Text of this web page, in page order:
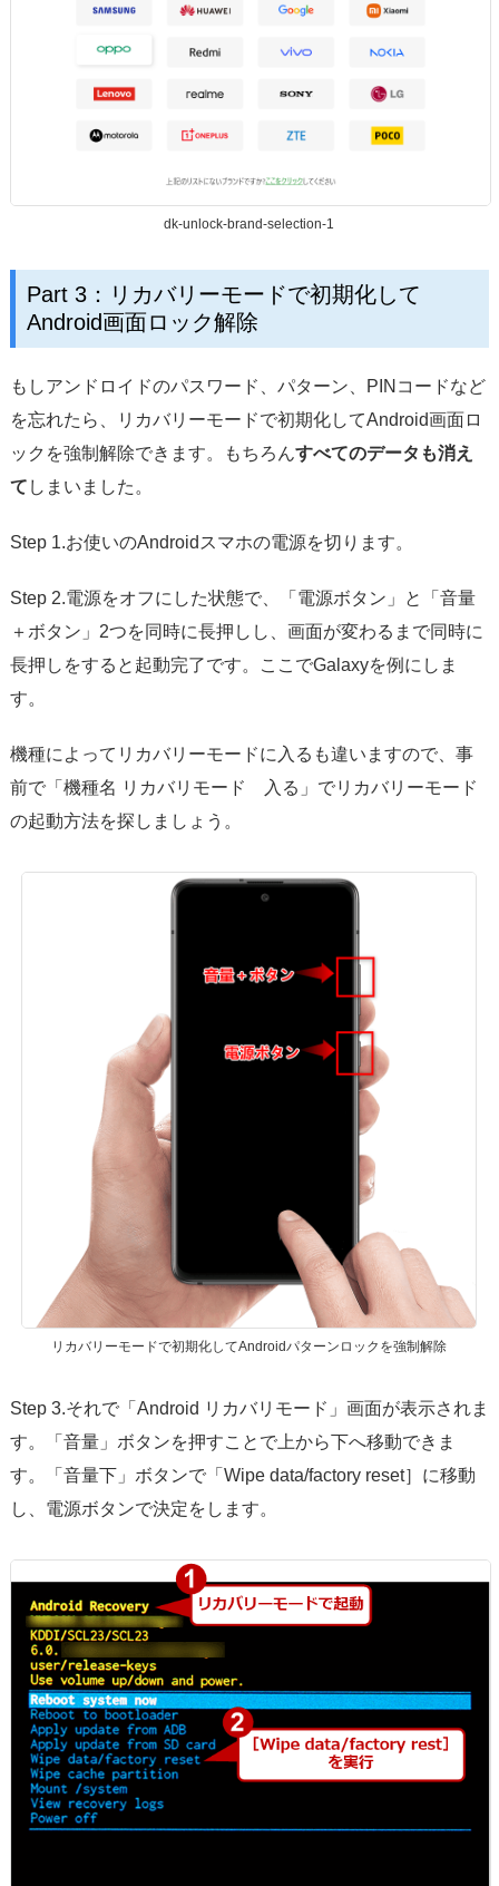
dk-unlock-brand-selection-1
Part 3：リカバリーモードで初期化して
Android画面ロック解除
もしアンドロイドのパスワード、パターン、PINコードなど
を忘れたら、リカバリーモードで初期化してAndroid画面ロ
ックを強制解除できます。もちろんすべてのデータも消え
て しまいました。
Step 1.お使いのAndroidスマホの電源を切ります。
Step 2.電源をオフにした状態で、「電源ボタン」と「音量
＋ボタン」2つを同時に長押しし、画面が変わるまで同時に
長押しをすると起動完了です。ここでGalaxyを例にしま
す。
機種によってリカバリーモードに入るも違いますので、事
前で「機種名 リカバリモード 入る」でリカバリーモード
の起動方法を探しましょう。
リカバリーモードで初期化してAndroidパターンロックを強制解除
Step 3.それで「Android リカバリモード」画面が表示されま
す。「音量」ボタンを押すことで上から下へ移動できま
す。「音量下」ボタンで「Wipe data/factory reset］に移動
し、電源ボタンで決定をします。